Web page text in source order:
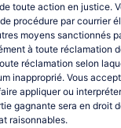
toute action en justice.
procédure par courrier
moyens sanctionnés
à toute réclamation
réclamation selon
inapproprié. Vous
appliquer ou
gagnante sera en droit
raisonnables.